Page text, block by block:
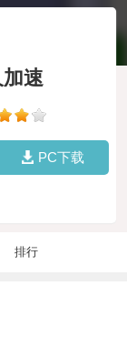
速
PC下载
排行